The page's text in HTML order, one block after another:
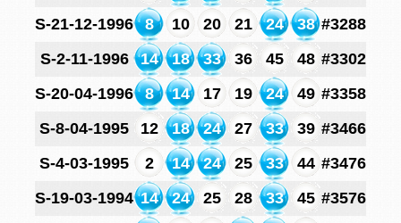
S-21-12-1996
8 10 20 21 24 38 #3288
S-2-11-1996
14 18 33 36 45 48 #3302
S-20-04-1996
8 14 17 19 24 49 #3358
S-8-04-1995
12 18 24 27 33 39 #3466
S-4-03-1995
2 14 24 25 33 44 #3476
S-19-03-1994 14 24 25 28 33 45 #3576